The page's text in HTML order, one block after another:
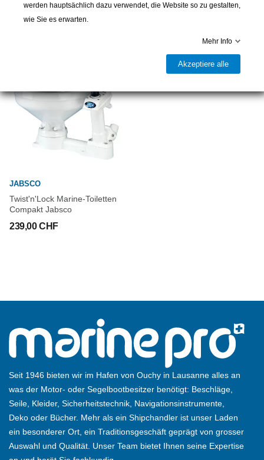
8,00 CHF 134,00 CHF
JABSCO
Twist'n'Lock Marine-Toiletten
Compakt Jabsco
239,00 CHF
Seit 1946 bieten wir im Hafen von Ouchy in Lausanne alles an
was der Motor- oder Segelbootbesitzer benötigt: Beschläge,
Seile, Kleider, Sicherheitstechnik, Navigationsinstrumente,
Deko oder Bücher. Mehr als ein Shipchandler ist unser Laden
ein besonderer Ort, ein Traditionsgeschäft geprägt von grosser
Auswahl und Qualität. Unser Team bietet Ihnen seine Expertise
werden hauptsächlich dazu verwendet, die Website so zu gestalten,
wie Sie es erwarten.
Mehr Info
Akzeptiere alle